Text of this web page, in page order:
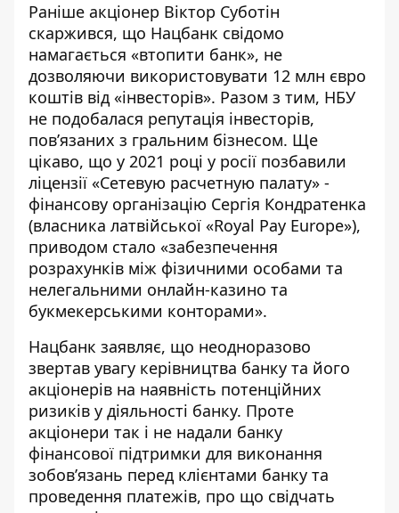
Раніше акціонер Віктор Суботін
скаржився, що Нацбанк свідомо
намагається «втопити банк», не
дозволяючи використовувати 12 млн євро
коштів від «інвесторів». Разом з тим, НБУ
не подобалася репутація інвесторів,
пов’язаних з гральним бізнесом. Ще
цікаво, що у 2021 році у росії позбавили
ліцензії «Сетевую расчетную палату» -
фінансову організацію Сергія Кондратенка
(власника латвійської «Royal Pay Europe»),
приводом стало «забезпечення
розрахунків між фізичними особами та
нелегальними онлайн-казино та
букмекерськими конторами».
Нацбанк заявляє, що неодноразово
звертав увагу керівництва банку та його
акціонерів на наявність потенційних
ризиків у діяльності банку. Проте
акціонери так і не надали банку
фінансової підтримки для виконання
зобов’язань перед клієнтами банку та
проведення платежів, про що свідчать